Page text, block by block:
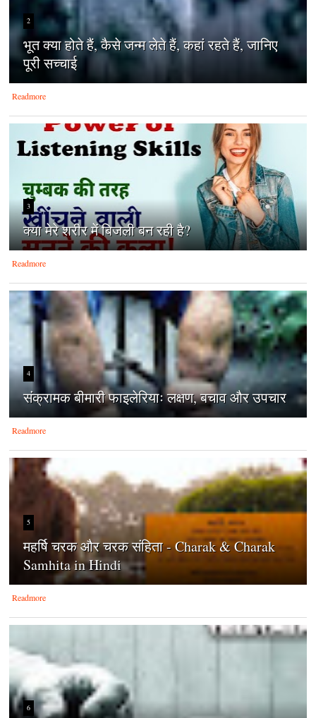
2
भूत क्या होते हैं, कैसे जन्म लेते हैं, कहां रहते हैं, जानिए
पूरी सच्चाई
Readmore
3
क्‍या मेरे शरीर में बिजली बन रही है?
Readmore
4
संक्रामक बीमारी फाइलेरियाः लक्षण, बचाव और उपचार
Readmore
5
महर्षि चरक और चरक संहिता - Charak & Charak
Samhita in Hindi
Readmore
6